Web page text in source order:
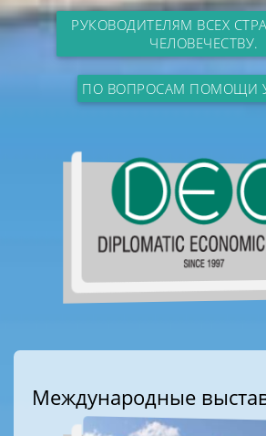
РУКОВОДИТЕЛЯМ ВСЕХ
ЧЕЛОВЕЧЕСТВУ.
ПО ВОПРОСАМ ПОМОЩИ
Международные